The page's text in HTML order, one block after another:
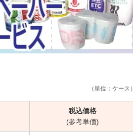
（単位：ケース）
税込価格
(参考単価)